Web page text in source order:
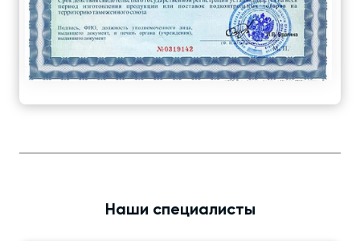
Наши специалисты